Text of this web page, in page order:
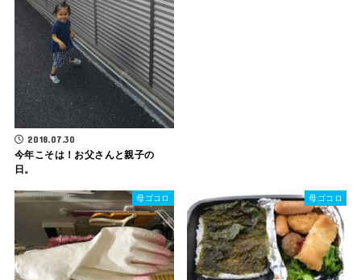
2018.07.30
今年こそは！お父さんと親子の
日。
母ゴコロ 母ゴコロ